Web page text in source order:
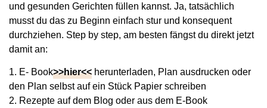
und gesunden Gerichten füllen kannst. Ja, tatsächlich
musst du das zu Beginn einfach stur und konsequent
durchziehen. Step by step, am besten fängst du direkt jetzt
damit an:
E- Book>>hier<< herunterladen, Plan ausdrucken oder
den Plan selbst auf ein Stück Papier schreiben
Rezepte auf dem Blog oder aus dem E-Book